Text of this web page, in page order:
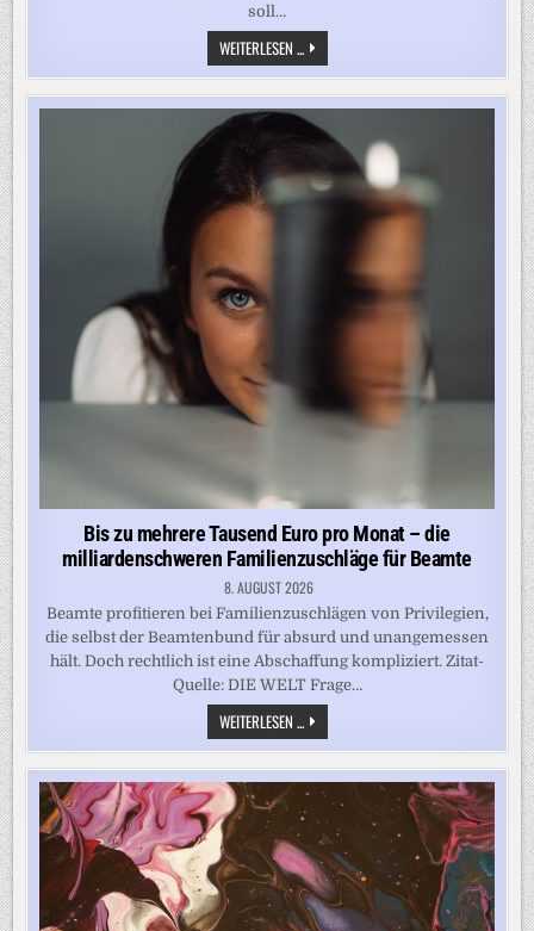
soll…
WEITERLESEN ... NÄHER
RAN
AN
DEN
FEIND
Bis zu mehrere Tausend Euro pro Monat – die
milliardenschweren Familienzuschläge für Beamte
8. AUGUST 2026
Beamte profitieren bei Familienzuschlägen von Privilegien,
die selbst der Beamtenbund für absurd und unangemessen
hält. Doch rechtlich ist eine Abschaffung kompliziert. Zitat-
Quelle: DIE WELT Frage…
WEITERLESEN ...BIS
ZU
MEHRERE
TAUSEND
EURO
PRO
MONAT
–
DIE
MILLIARDENSCHWEREN
FAMILIENZUSCHLÄGE
FÜR
BEAMTE